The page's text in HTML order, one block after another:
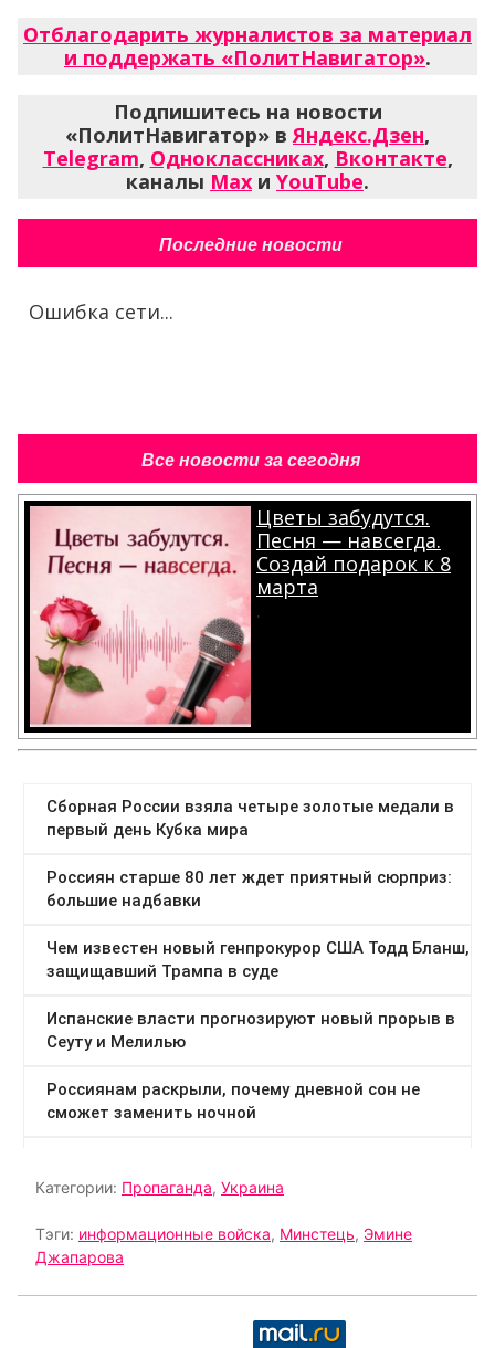
Отблагодарить журналистов за материал
и поддержать «ПолитНавигатор».
Подпишитесь на новости
«ПолитНавигатор» в Яндекс.Дзен,
Telegram, Одноклассниках, Вконтакте,
каналы Max и YouTube.
Последние новости
Ошибка сети...
Все новости за сегодня
Цветы забудутся.
Песня — навсегда.
Создай подарок к 8
марта
.
Категории: Пропаганда, Украина
Тэги: информационные войска, Минстець, Эмине
Джапарова